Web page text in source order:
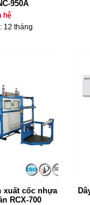
950A
hệ
12 tháng
xuất cốc nhựa
RCX-700